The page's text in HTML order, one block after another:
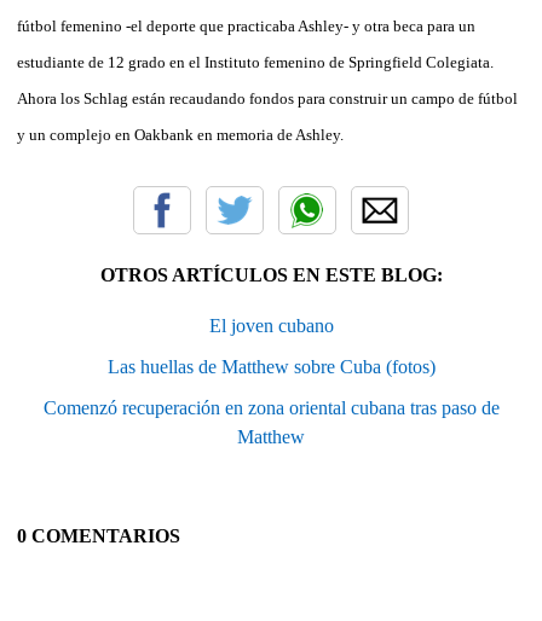
fútbol femenino -el deporte que practicaba Ashley- y otra beca para un
estudiante de 12 grado en el Instituto femenino de Springfield Colegiata.
Ahora los Schlag están recaudando fondos para construir un campo de fútbol
y un complejo en Oakbank en memoria de Ashley.
OTROS ARTÍCULOS EN ESTE BLOG:
El joven cubano
Las huellas de Matthew sobre Cuba (fotos)
Comenzó recuperación en zona oriental cubana tras paso de
Matthew
0 COMENTARIOS